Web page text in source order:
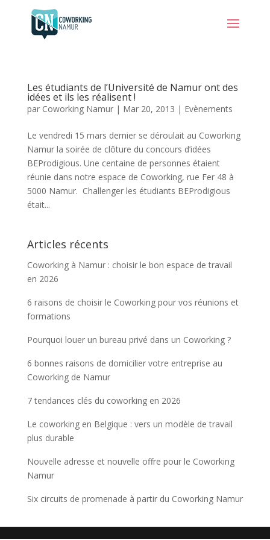
Les étudiants de l’Université de Namur ont des
idées et ils les réalisent !
par Coworking Namur| Mar 20, 2013 | Evènements
Le vendredi 15 mars dernier se déroulait au Coworking
Namur la soirée de clôture du concours d’idées
BEProdigious. Une centaine de personnes étaient
réunie dans notre espace de Coworking, rue Fer 48 à
5000 Namur. Challenger les étudiants BEProdigious
était...
Articles récents
Coworking à Namur : choisir le bon espace de travail
en 2026
6 raisons de choisir le Coworking pour vos réunions et
formations
Pourquoi louer un bureau privé dans un Coworking ?
6 bonnes raisons de domicilier votre entreprise au
Coworking de Namur
7 tendances clés du coworking en 2026
Le coworking en Belgique : vers un modèle de travail
plus durable
Nouvelle adresse et nouvelle offre pour le Coworking
Namur
Six circuits de promenade à partir du Coworking Namur